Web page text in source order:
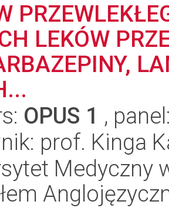
LEKÓW
OPUS 1 ,
prof. Kinga
Medyczny